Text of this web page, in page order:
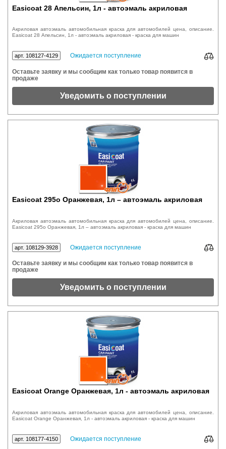
Easicoat 28 Апельсин, 1л - автоэмаль акриловая
Акриловая автоэмаль автомобильная краска для автомобилей цена, описание.
Easicoat 28 Апельсин, 1л - автоэмаль акриловая - краска для машин
арт. 108127-4129 Ожидается поступление
Оставьте заявку и мы сообщим как только товар появится в
продаже
Уведомить о поступлении
Easicoat 295o Оранжевая, 1л – автоэмаль акриловая
Акриловая автоэмаль автомобильная краска для автомобилей цена, описание.
Easicoat 295o Оранжевая, 1л – автоэмаль акриловая - краска для машин
арт. 108129-3928 Ожидается поступление
Оставьте заявку и мы сообщим как только товар появится в
продаже
Уведомить о поступлении
Easicoat Orange Оранжевая, 1л - автоэмаль акриловая
Акриловая автоэмаль автомобильная краска для автомобилей цена, описание.
Easicoat Orange Оранжевая, 1л - автоэмаль акриловая - краска для машин
арт. 108177-4150 Ожидается поступление